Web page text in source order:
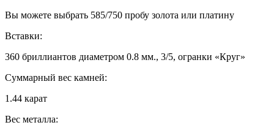
Вы можете выбрать 585/750 пробу золота или платину
Вставки:
360 бриллиантов диаметром 0.8 мм., 3/5, огранки «Круг»
Суммарный вес камней:
1.44 карат
Вес металла: